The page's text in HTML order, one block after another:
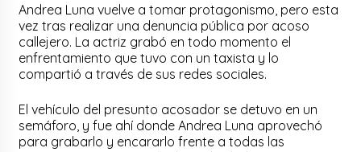
Andrea Luna vuelve a tomar protagonismo, pero esta
vez tras realizar una denuncia pública por acoso
callejero. La actriz grabó en todo momento el
enfrentamiento que tuvo con un taxista y lo
compartió a través de sus redes sociales.
El vehículo del presunto acosador se detuvo en un
semáforo, y fue ahí donde Andrea Luna aprovechó
para grabarlo y encararlo frente a todas las